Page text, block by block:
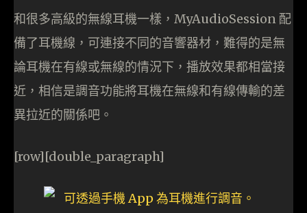
和很多高級的無線耳機一樣，MyAudioSession 配
備了耳機線，可連接不同的音響器材，難得的是無
論耳機在有線或無線的情況下，播放效果都相當接
近，相信是調音功能將耳機在無線和有線傳輸的差
異拉近的關係吧。
[row][double_paragraph]